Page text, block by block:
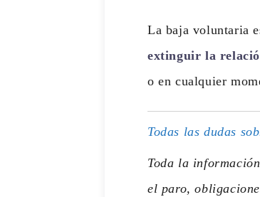
La baja voluntaria
extinguir la
o en cualquier
Todas las dudas
Toda la
el paro,